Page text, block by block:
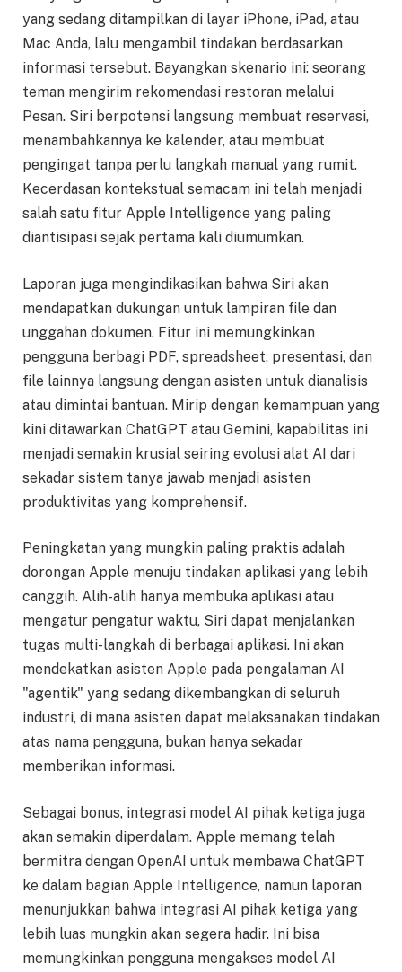
yang sedang ditampilkan di layar iPhone, iPad, atau
Mac Anda, lalu mengambil tindakan berdasarkan
informasi tersebut. Bayangkan skenario ini: seorang
teman mengirim rekomendasi restoran melalui
Pesan. Siri berpotensi langsung membuat reservasi,
menambahkannya ke kalender, atau membuat
pengingat tanpa perlu langkah manual yang rumit.
Kecerdasan kontekstual semacam ini telah menjadi
salah satu fitur Apple Intelligence yang paling
diantisipasi sejak pertama kali diumumkan.
Laporan juga mengindikasikan bahwa Siri akan
mendapatkan dukungan untuk lampiran file dan
unggahan dokumen. Fitur ini memungkinkan
pengguna berbagi PDF, spreadsheet, presentasi, dan
file lainnya langsung dengan asisten untuk dianalisis
atau dimintai bantuan. Mirip dengan kemampuan yang
kini ditawarkan ChatGPT atau Gemini, kapabilitas ini
menjadi semakin krusial seiring evolusi alat AI dari
sekadar sistem tanya jawab menjadi asisten
produktivitas yang komprehensif.
Peningkatan yang mungkin paling praktis adalah
dorongan Apple menuju tindakan aplikasi yang lebih
canggih. Alih-alih hanya membuka aplikasi atau
mengatur pengatur waktu, Siri dapat menjalankan
tugas multi-langkah di berbagai aplikasi. Ini akan
mendekatkan asisten Apple pada pengalaman AI
"agentik" yang sedang dikembangkan di seluruh
industri, di mana asisten dapat melaksanakan tindakan
atas nama pengguna, bukan hanya sekadar
memberikan informasi.
Sebagai bonus, integrasi model AI pihak ketiga juga
akan semakin diperdalam. Apple memang telah
bermitra dengan OpenAI untuk membawa ChatGPT
ke dalam bagian Apple Intelligence, namun laporan
menunjukkan bahwa integrasi AI pihak ketiga yang
lebih luas mungkin akan segera hadir. Ini bisa
memungkinkan pengguna mengakses model AI